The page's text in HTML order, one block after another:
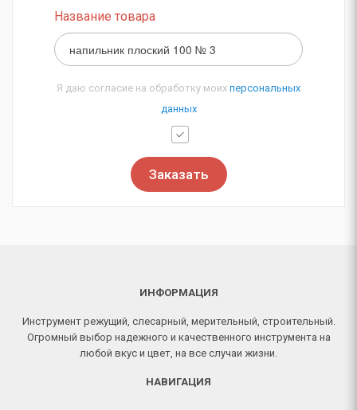
Название товара
Я даю согласие на обработку моих персональных
данных
Заказать
ИНФОРМАЦИЯ
Инструмент режущий, слесарный, мерительный, строительный.
Огромный выбор надежного и качественного инструмента на
любой вкус и цвет, на все случаи жизни.
НАВИГАЦИЯ